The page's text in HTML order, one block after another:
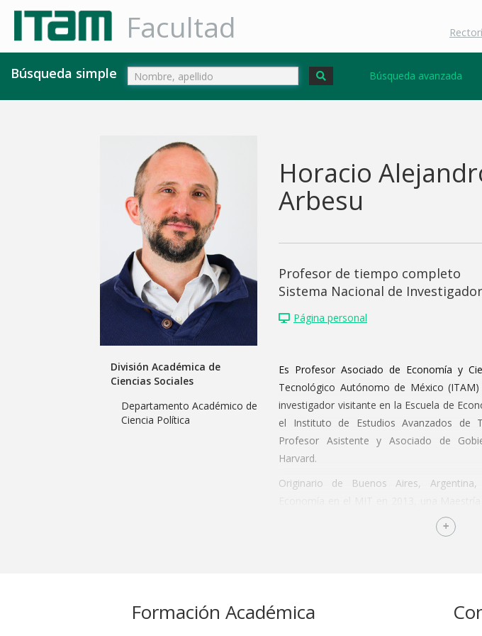
Facultad
Búsqueda simple Búsqueda avanzada
División Académica de
Ciencias Sociales
Departamento Académico de
Ciencia Política
Horacio
Arbesu
Profesor de tiempo completo
Sistema Nacional de
Página personal
Es Profesor Asociado de Economía y
Tecnológico Autónomo de México
investigador visitante en la Escuela de
el Instituto de Estudios Avanzados de
Profesor Asistente y Asociado de
Harvard.
Originario de Buenos Aires,
CEMFI en 2007 y una Licenciatura en
votantes en África y América Latina.
Formación Académica